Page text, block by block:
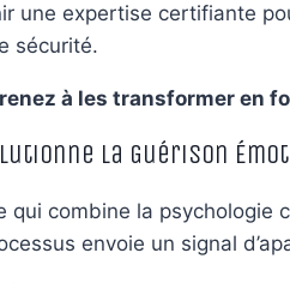
une expertise certifiante
sécurité.
à les transformer en
la Guérison
qui combine la
envoie un signal